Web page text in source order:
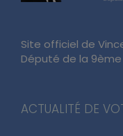
Site officiel de
Député de la
ACTUALITÉ DE